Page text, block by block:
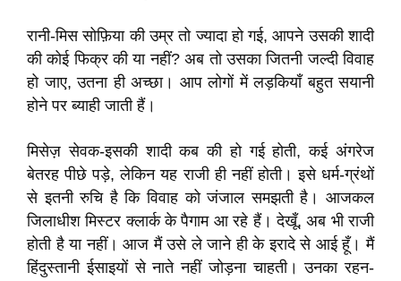
रानी-मिस सोफ़िया की उम्र तो ज्यादा हो गई, आपने उसकी शादी
की कोई फिक्र की या नहीं? अब तो उसका जितनी जल्दी विवाह
हो जाए, उतना ही अच्छा। आप लोगों में लड़कियाँ बहुत सयानी
होने पर ब्याही जाती हैं।
मिसेज़ सेवक-इसकी शादी कब की हो गई होती, कई अंगरेज
बेतरह पीछे पड़े, लेकिन यह राजी ही नहीं होती। इसे धर्म-ग्रंथों
से इतनी रुचि है कि विवाह को जंजाल समझती है। आजकल
जिलाधीश मिस्टर क्लार्क के पैगाम आ रहे हैं। देखूँ, अब भी राजी
होती है या नहीं। आज मैं उसे ले जाने ही के इरादे से आई हूँ। मैं
हिंदुस्तानी ईसाइयों से नाते नहीं जोड़ना चाहती। उनका रहन-